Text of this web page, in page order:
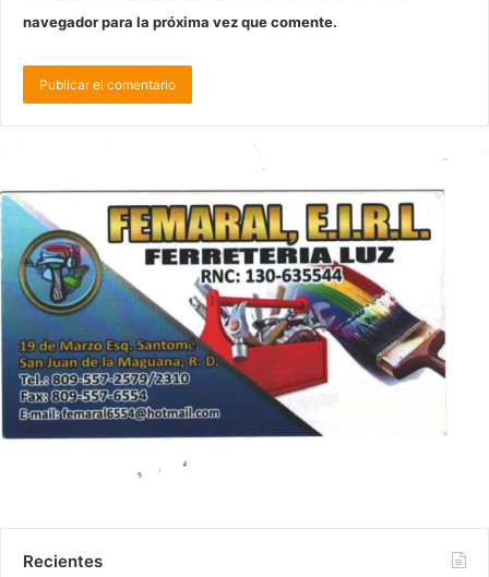
navegador para la próxima vez que comente.
Recientes